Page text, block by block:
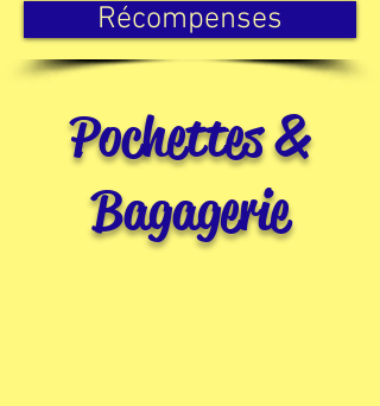
Récompenses
Pochettes &
Bagagerie